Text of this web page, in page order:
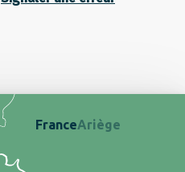
FranceAriège